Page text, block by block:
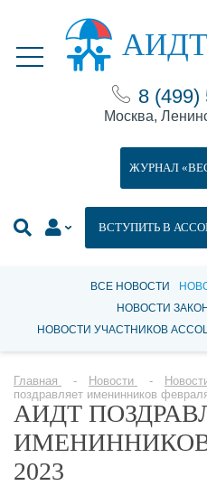
АИДТ
8 (499)
Москва,
ВСТУПИТЬ В
ЖУРНАЛ
ВСЕ НОВОСТИ
НОВОСТИ
НОВОСТИ УЧАСТНИКОВ
Главная Новости
поздравляет именинников
АИДТ
2023